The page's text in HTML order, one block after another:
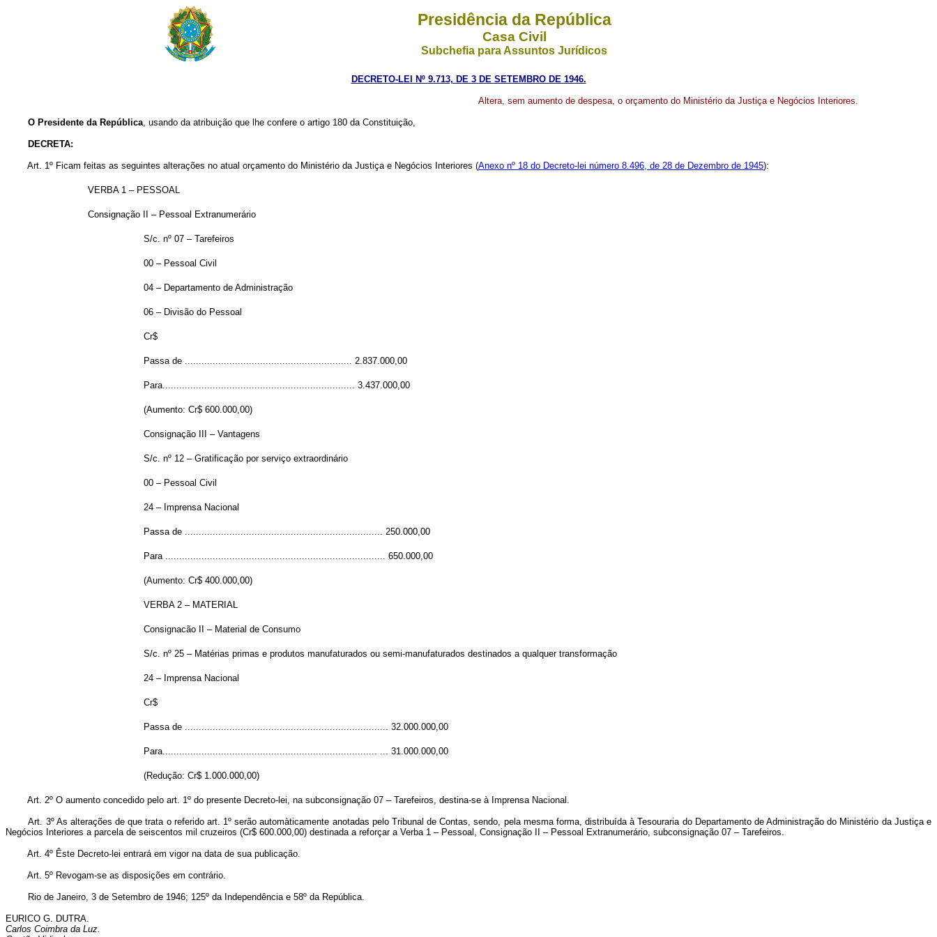
Presidência da República
Casa Civil
Subchefia para Assuntos Jurídicos
DECRETO-LEI Nº 9.713, DE 3 DE SETEMBRO DE 1946.
Altera, sem aumento de despesa, o orçamento do Ministério da Justiça e Negócios Interiores.
O Presidente da República, usando da atribuição que lhe confere o artigo 180 da Constituição,
DECRETA:
Art. 1º Ficam feitas as seguintes alterações no atual orçamento do Ministério da Justiça e Negócios Interiores (Anexo nº 18 do Decreto-lei número 8.496, de 28 de Dezembro de 1945):
VERBA 1 – PESSOAL
Consignação II – Pessoal Extranumerário
S/c. nº 07 – Tarefeiros
00 – Pessoal Civil
04 – Departamento de Administração
06 – Divisão do Pessoal
Cr$
Passa de ............................................................ 2.837.000,00
Para..................................................................... 3.437.000,00
(Aumento: Cr$ 600.000,00)
Consignação III – Vantagens
S/c. nº 12 – Gratificação por serviço extraordinário
00 – Pessoal Civil
24 – Imprensa Nacional
Passa de ....................................................................... 250.000,00
Para ............................................................................... 650.000,00
(Aumento: Cr$ 400.000,00)
VERBA 2 – MATERIAL
Consignacão II – Material de Consumo
S/c. nº 25 – Matérias primas e produtos manufaturados ou semi-manufaturados destinados a qualquer transformação
24 – Imprensa Nacional
Cr$
Passa de ......................................................................... 32.000.000,00
Para............................................................................. ... 31.000.000,00
(Redução: Cr$ 1.000.000,00)
Art. 2º O aumento concedido pelo art. 1º do presente Decreto-lei, na subconsignação 07 – Tarefeiros, destina-se à Imprensa Nacional.
Art. 3º As alterações de que trata o referido art. 1º serão automàticamente anotadas pelo Tribunal de Contas, sendo, pela mesma forma, distribuída à Tesouraria do Departamento de Administração do Ministério da Justiça e
Negócios Interiores a parcela de seiscentos mil cruzeiros (Cr$ 600.000,00) destinada a reforçar a Verba 1 – Pessoal, Consignação II – Pessoal Extranumerário, subconsignação 07 – Tarefeiros.
Art. 4º Êste Decreto-lei entrará em vigor na data de sua publicação.
Art. 5º Revogam-se as disposições em contrário.
Rio de Janeiro, 3 de Setembro de 1946; 125º da Independência e 58º da República.
EURICO G. DUTRA.
Carlos Coimbra da Luz.